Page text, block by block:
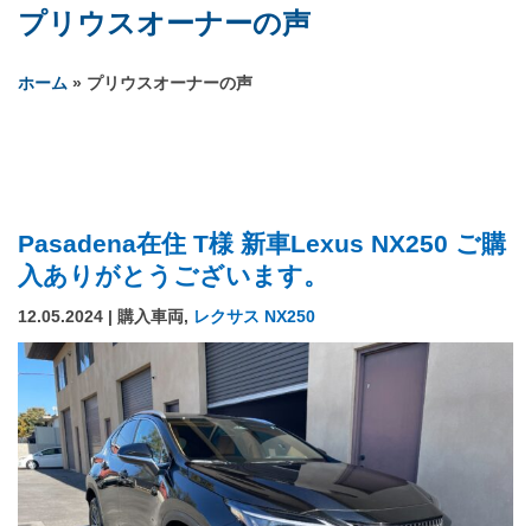
プリウスオーナーの声
ホーム » プリウスオーナーの声
Pasadena在住 T様 新車Lexus NX250 ご購
入ありがとうございます。
12.05.2024 | 購入車両, レクサス NX250